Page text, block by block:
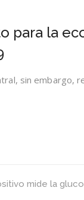
para la
sin embargo,
mide la